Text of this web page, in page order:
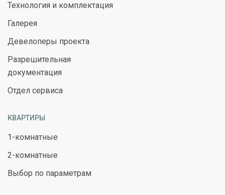
Технология и комплектация
Галерея
Девелоперы проекта
Разрешительная
документация
Отдел сервиса
КВАРТИРЫ
1-комнатные
2-комнатные
Выбор по параметрам